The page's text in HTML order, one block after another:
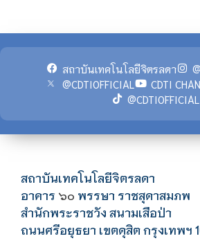
สถาบันเทคโนโลยีจิตรลดา
@CDTIOFFICIAL
CDTI
@CDTIOFFICIAL
สถาบันเทคโนโลยีจิตรลดา
อาคาร ๖๐ พรรษา ราชสุดาสมภพ
สำนักพระราชวัง สนามเสือป่า
ถนนศรีอยุธยา เขตดุสิต กรุงเทพฯ